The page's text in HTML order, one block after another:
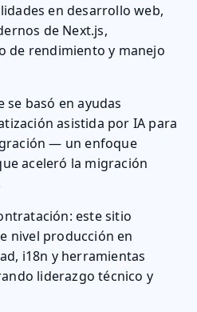
en desarrollo web,
de Next.js,
de rendimiento y manejo
se basó en ayudas
asistida por IA para
— un enfoque
aceleró la migración
este sitio
nivel producción en
i18n y herramientas
liderazgo técnico y